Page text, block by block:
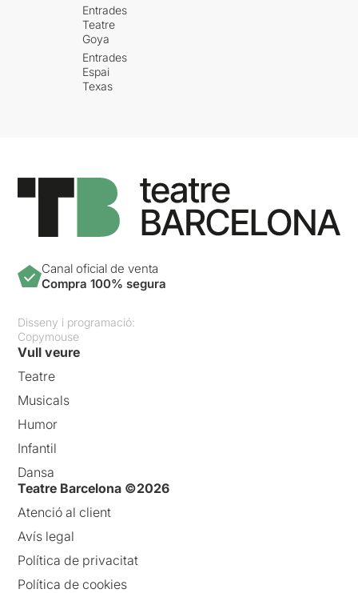
Entrades
Teatre
Goya
Entrades
Espai
Texas
Canal oficial de venta
Compra 100% segura
Disseny i programació:
Copymouse
Vull veure
Teatre
Musicals
Humor
Infantil
Dansa
Teatre Barcelona ©2026
Atenció al client
Avís legal
Política de privacitat
Política de cookies